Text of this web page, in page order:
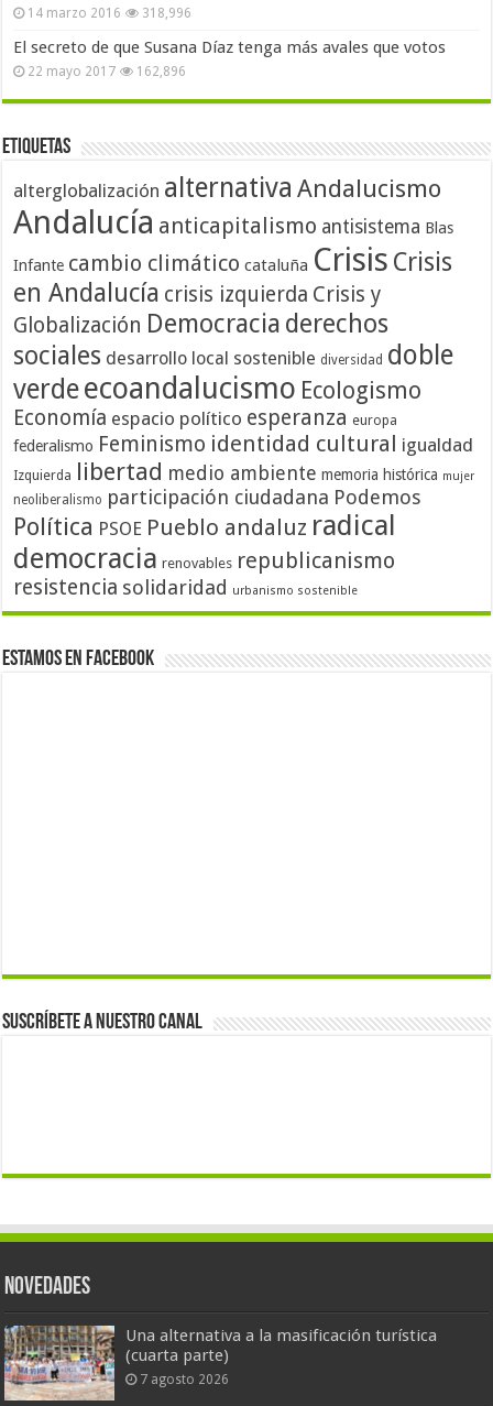
14 marzo 2016 318,996
El secreto de que Susana Díaz tenga más avales que votos
22 mayo 2017 162,896
Etiquetas
alterglobalización alternativa Andalucismo
Andalucía anticapitalismo antisistema Blas
Infante cambio climático cataluña Crisis Crisis
en Andalucía crisis izquierda Crisis y
Globalización Democracia derechos
sociales desarrollo local sostenible diversidad doble
verdeecoandalucismo Ecologismo
Economía espacio político esperanza europa
federalismo Feminismo identidad cultural igualdad
Izquierda libertad medio ambiente memoria histórica mujer
neoliberalismo participación ciudadana Podemos
Política PSOE Pueblo andaluz radical
democracia renovables republicanismo
resistencia solidaridad urbanismo sostenible
Estamos en Facebook
Suscríbete a nuestro canal
Novedades
Una alternativa a la masificación turística
(cuarta parte)
7 agosto 2026